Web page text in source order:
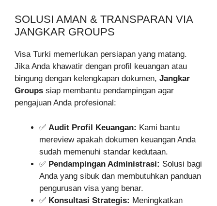
SOLUSI AMAN & TRANSPARAN VIA
JANGKAR GROUPS
Visa Turki memerlukan persiapan yang matang.
Jika Anda khawatir dengan profil keuangan atau
bingung dengan kelengkapan dokumen, Jangkar
Groups siap membantu pendampingan agar
pengajuan Anda profesional:
✅ Audit Profil Keuangan: Kami bantu
mereview apakah dokumen keuangan Anda
sudah memenuhi standar kedutaan.
✅ Pendampingan Administrasi: Solusi bagi
Anda yang sibuk dan membutuhkan panduan
pengurusan visa yang benar.
✅ Konsultasi Strategis: Meningkatkan